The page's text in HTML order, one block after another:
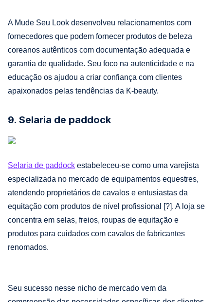
A Mude Seu Look desenvolveu relacionamentos com
fornecedores que podem fornecer produtos de beleza
coreanos autênticos com documentação adequada e
garantia de qualidade. Seu foco na autenticidade e na
educação os ajudou a criar confiança com clientes
apaixonados pelas tendências da K-beauty.
9. Selaria de paddock
Selaria de paddock estabeleceu-se como uma varejista
especializada no mercado de equipamentos equestres,
atendendo proprietários de cavalos e entusiastas da
equitação com produtos de nível profissional [?]. A loja se
concentra em selas, freios, roupas de equitação e
produtos para cuidados com cavalos de fabricantes
renomados.
Seu sucesso nesse nicho de mercado vem da